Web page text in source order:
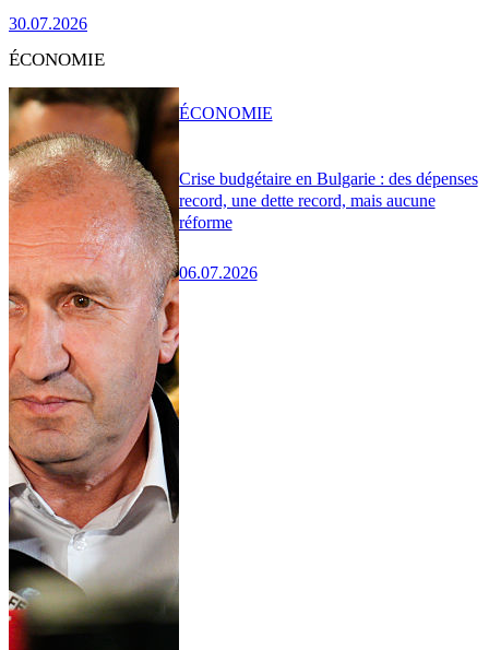
30.07.2026
ÉCONOMIE
Crise budgétaire en Bulgarie : des dépenses
record, une dette record, mais aucune
réforme
06.07.2026
ÉCONOMIE